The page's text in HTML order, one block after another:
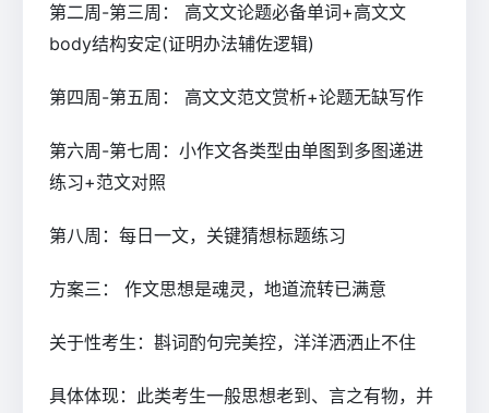
第二周-第三周： 高文文论题必备单词+高文文
body结构安定(证明办法辅佐逻辑)
第四周-第五周： 高文文范文赏析+论题无缺写作
第六周-第七周：小作文各类型由单图到多图递进
练习+范文对照
第八周：每日一文，关键猜想标题练习
方案三： 作文思想是魂灵，地道流转已满意
关于性考生：斟词酌句完美控，洋洋洒洒止不住
具体体现：此类考生一般思想老到、言之有物，并